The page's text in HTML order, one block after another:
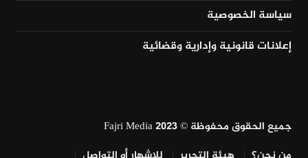
سياسة الخصوصية
إعلانات قانونية وإدارية وقضائية
جميع الحقوق محفوظة © Fajri Media 2023